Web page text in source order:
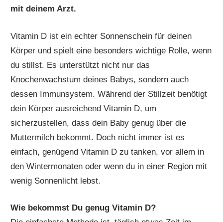
mit deinem Arzt.
Vitamin D ist ein echter Sonnenschein für deinen
Körper und spielt eine besonders wichtige Rolle, wenn
du stillst. Es unterstützt nicht nur das
Knochenwachstum deines Babys, sondern auch
dessen Immunsystem. Während der Stillzeit benötigt
dein Körper ausreichend Vitamin D, um
sicherzustellen, dass dein Baby genug über die
Muttermilch bekommt. Doch nicht immer ist es
einfach, genügend Vitamin D zu tanken, vor allem in
den Wintermonaten oder wenn du in einer Region mit
wenig Sonnenlicht lebst.
Wie bekommst Du genug Vitamin D?